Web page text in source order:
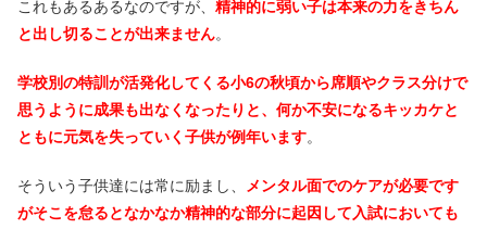
これもあるあるなのですが、 精神的に弱い子は本来の力をきちん
と出し切ることが出来ません。
学校別の特訓が活発化してくる小6の秋頃から席順やクラス分けで
思うように成果も出なくなったりと、何か不安になるキッカケと
ともに元気を失っていく子供が例年います。
そういう子供達には常に励まし、
メンタル面でのケアが必要です
がそこを怠るとなかなか精神的な部分に起因して入試においても